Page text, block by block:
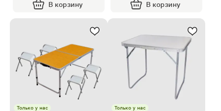
В корзину В корзину
Только у нас Только у нас